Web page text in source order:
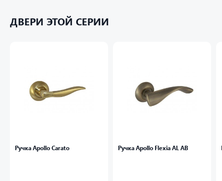
ДВЕРИ ЭТОЙ СЕРИИ
Ручка Apollo Carato Ручка Apollo Flexia AL AB